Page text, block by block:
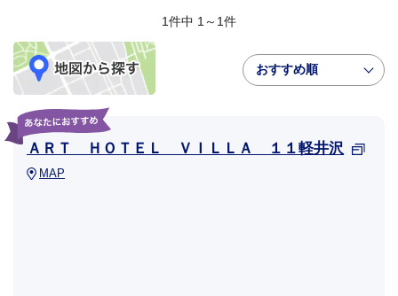
1件中 1～1件
おすすめ順
ＡＲＴ ＨＯＴＥＬ ＶＩＬＬＡ １１軽井沢
MAP